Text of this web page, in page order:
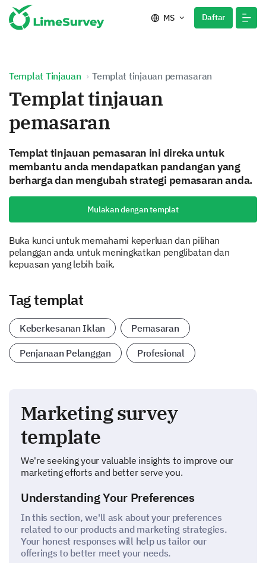
MS Daftar
Templat Tinjauan Templat tinjauan pemasaran
Templat tinjauan
pemasaran
Templat tinjauan pemasaran ini direka untuk
membantu anda mendapatkan pandangan yang
berharga dan mengubah strategi pemasaran anda.
Mulakan dengan templat
Buka kunci untuk memahami keperluan dan pilihan
pelanggan anda untuk meningkatkan penglibatan dan
kepuasan yang lebih baik.
Tag templat
Keberkesanan Iklan Pemasaran
Penjanaan Pelanggan Profesional
Marketing survey
template
We're seeking your valuable insights to improve our
marketing efforts and better serve you.
Understanding Your Preferences
In this section, we'll ask about your preferences
related to our products and marketing strategies.
Your honest responses will help us tailor our
offerings to better meet your needs.